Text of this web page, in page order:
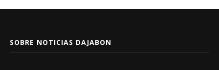
SOBRE NOTICIAS DAJABON